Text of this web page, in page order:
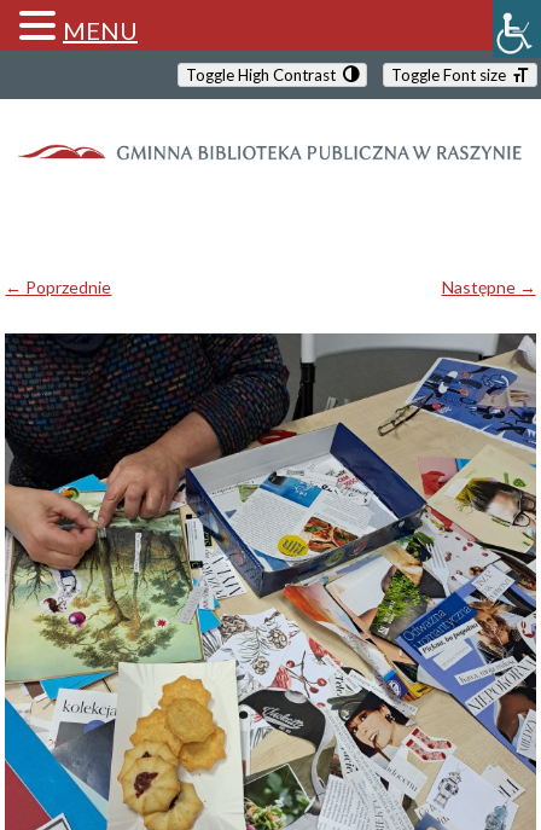
Toggle High Contrast Toggle Font size
← Poprzednie Następne →
MENU